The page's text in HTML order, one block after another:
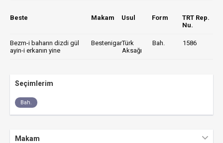
Beste Makam Usul Form
TRT Rep.
Nu.
Bezm-i baharın dizdi gül
ayin-i erkanın yine
BestenigarTürk
Aksağı
Bah. 1586
Seçimlerim
Bah.
Makam